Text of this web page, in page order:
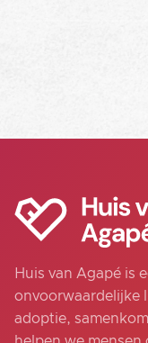
Huis van Agapé is
onvoorwaardelijke
adoptie,